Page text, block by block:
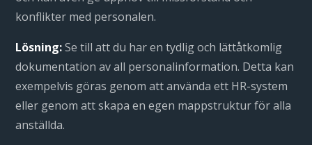
konflikter med personalen.
Lösning:Se till att du har en tydlig och lättåtkomlig
dokumentation av all personalinformation. Detta kan
exempelvis göras genom att använda ett HR-system
eller genom att skapa en egen mappstruktur för alla
anställda.